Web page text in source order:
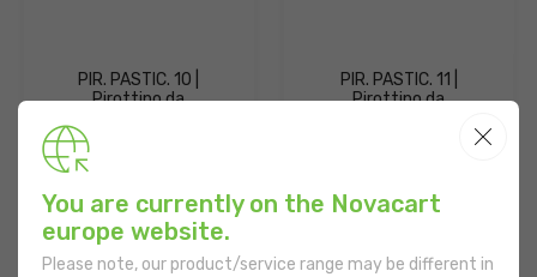
PIR. PASTIC. 10 |
Pirottino da
PIR. PASTIC. 11 |
Pirottino da
You are currently on the Novacart
europe website.
Please note, our product/service range may be different in